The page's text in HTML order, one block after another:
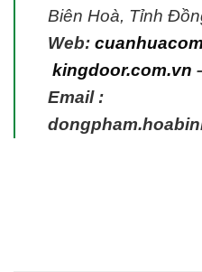
Biên Hoà, Tỉnh
Web:
kingdoor.com.vn
Email :